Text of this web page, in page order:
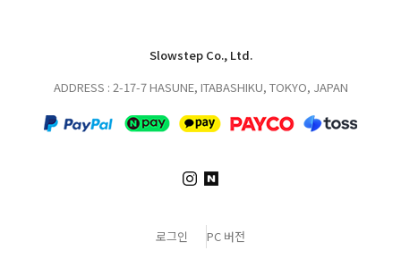
Slowstep Co., Ltd.
ADDRESS : 2-17-7 HASUNE, ITABASHIKU, TOKYO, JAPAN
로그인 PC 버전